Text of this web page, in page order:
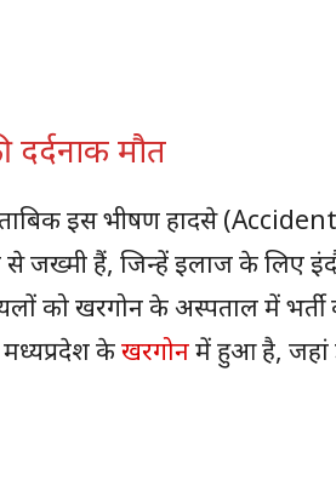
दर्दनाक मौत
इस भीषण हादसे
जख्मी हैं, जिन्हें इलाज के लिए
को खरगोन के अस्पताल में
मध्यप्रदेश केखरगोनमें हुआ है, जहां